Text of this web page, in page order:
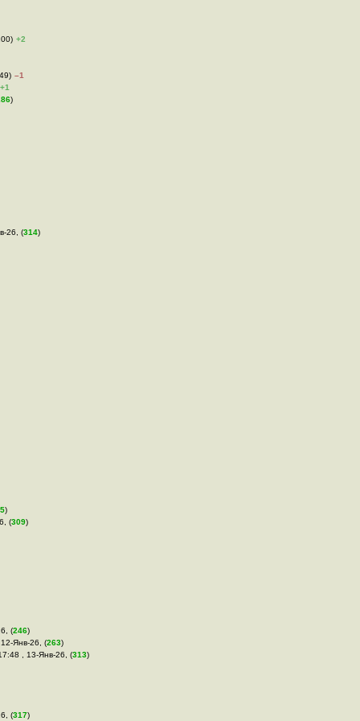
+2
–1
+1
)
26, (314)
)
(309)
(246)
Янв-26, (263)
, 13-Янв-26, (313)
(317)